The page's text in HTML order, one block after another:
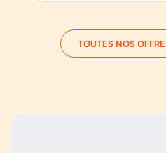
TOUTES NOS